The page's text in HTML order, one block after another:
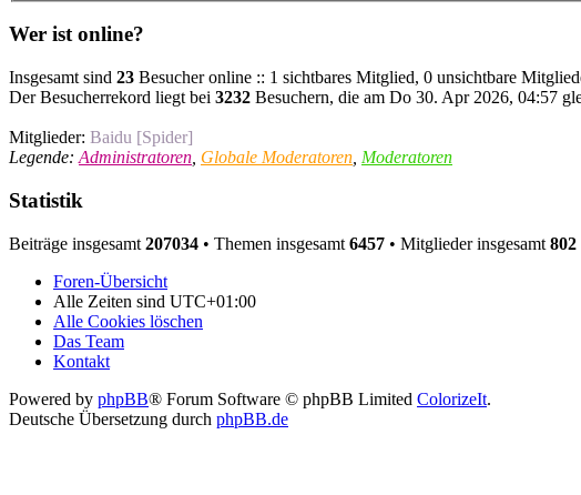
Wer ist online?
Insgesamt sind 23 Besucher online :: 1 sichtbares Mitglied, 0 unsichtbare
Der Besucherrekord liegt bei 3232 Besuchern, die am Do 30. Apr 2026, 04:57
Mitglieder: Baidu [Spider]
Legende: Administratoren Globale Moderatoren Moderatoren
Statistik
Beiträge insgesamt 207034 • Themen insgesamt 6457 • Mitglieder insgesamt 802
Foren-Übersicht
Alle Zeiten sind UTC+01:00
Alle Cookies löschen
Das Team
Kontakt
Powered by phpBB® Forum Software © phpBB Limited ColorizeIt.
Deutsche Übersetzung durch phpBB.de